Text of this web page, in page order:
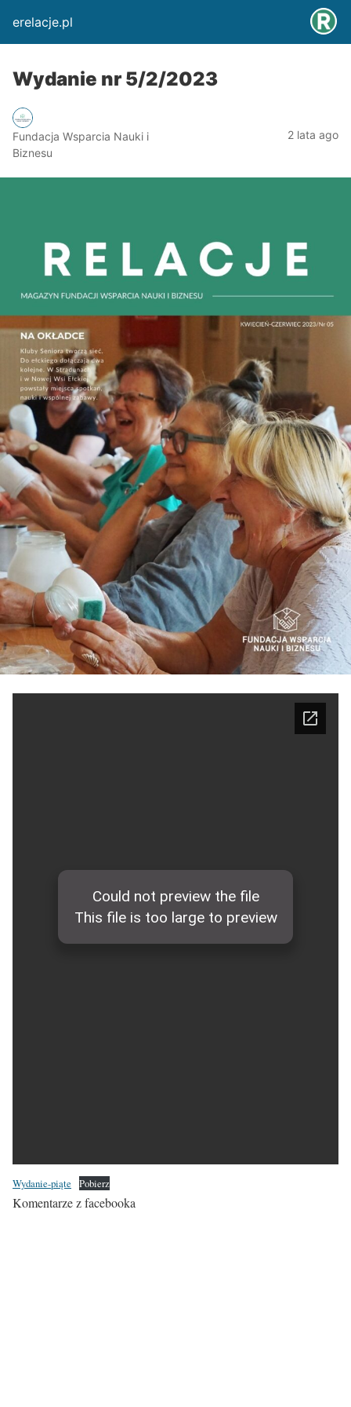
erelacje.pl
Wydanie nr 5/2/2023
Fundacja Wsparcia Nauki i
Biznesu
2 lata ago
Wydanie-piąte Pobierz
Komentarze z facebooka